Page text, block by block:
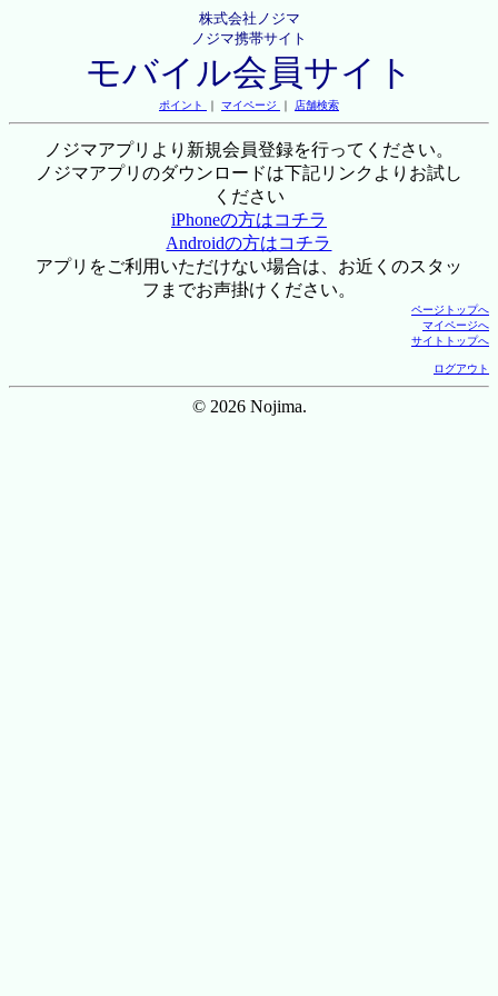
株式会社ノジマ
ノジマ携帯サイト
モバイル会員サイト
ポイント ｜ マイページ ｜ 店舗検索
ノジマアプリより新規会員登録を行ってください。
ノジマアプリのダウンロードは下記リンクよりお試し
ください
iPhoneの方はコチラ
Androidの方はコチラ
アプリをご利用いただけない場合は、お近くのスタッ
フまでお声掛けください。
ページトップへ
マイページへ
サイトトップへ
ログアウト
© 2026 Nojima.